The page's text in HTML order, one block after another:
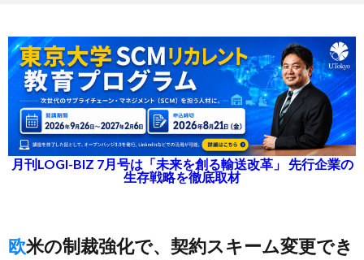
月刊LOGI-BIZ 7月号は「未来を創る輸送改革」 先行企業の
生存戦略を徹底取材
欧米の制裁強化で、契約スキーム変更でき